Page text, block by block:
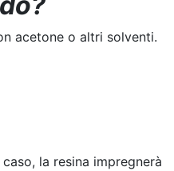
acetone o altri solventi.
la resina impregnerà